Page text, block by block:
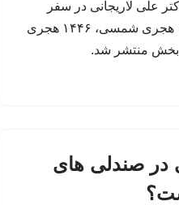
علی لاریجانی در سفر
اربعین سال ۱۴۰۳ هجری شمسی، ۱۴۴۶ هجری
منتشر شد.
در صندلی های